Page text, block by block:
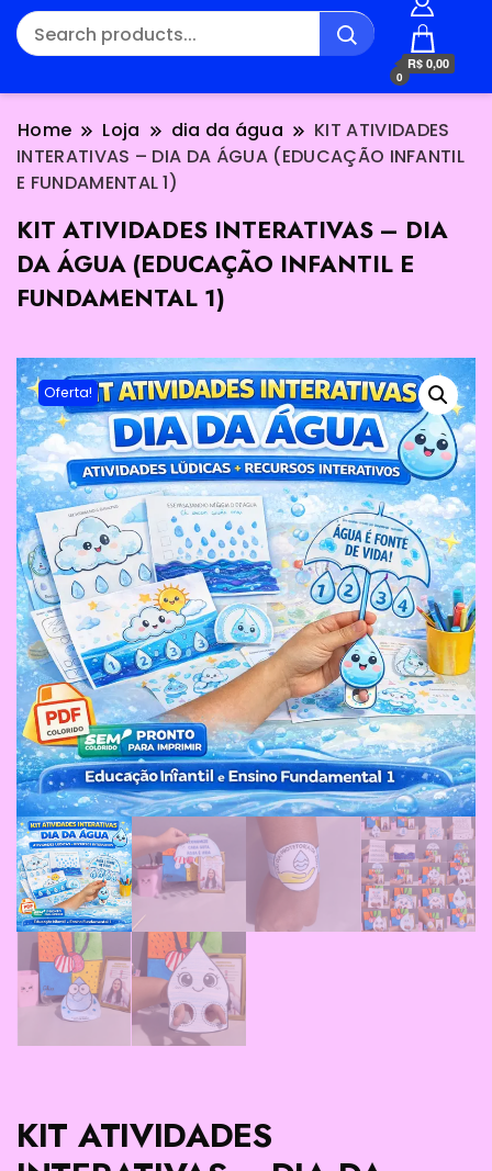
0
R$ 0,00
Home Loja dia da água
KIT ATIVIDADES
INTERATIVAS – DIA DA ÁGUA (EDUCAÇÃO INFANTIL
E FUNDAMENTAL 1)
KIT ATIVIDADES INTERATIVAS – DIA
DA ÁGUA (EDUCAÇÃO INFANTIL E
FUNDAMENTAL 1)
Oferta!
KIT ATIVIDADES